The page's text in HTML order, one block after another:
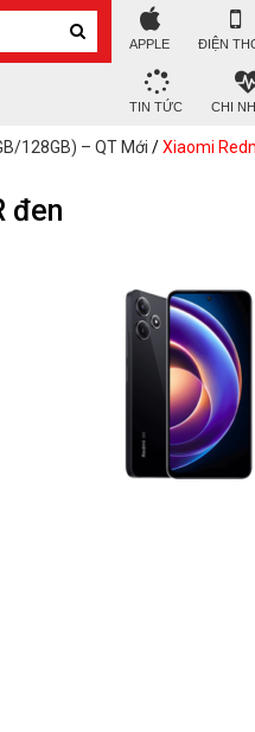
APPLE ĐIỆN
TIN TỨC CHI
128GB) – QT Mới /Xiaomi
đen